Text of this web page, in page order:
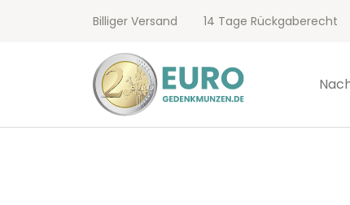
Billiger Versand 14 Tage Rückgaberecht